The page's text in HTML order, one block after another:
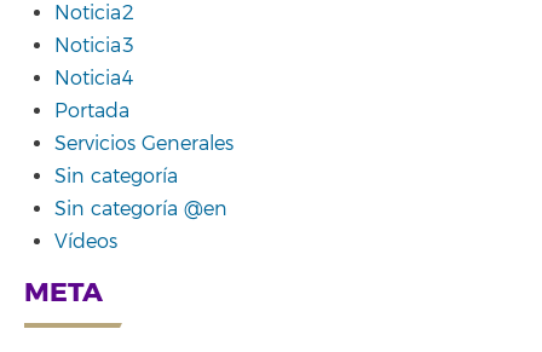
Noticia2
Noticia3
Noticia4
Portada
Servicios Generales
Sin categoría
Sin categoría @en
Vídeos
META